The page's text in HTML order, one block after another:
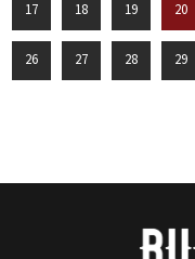
17 18 19 20
26 27 28 29